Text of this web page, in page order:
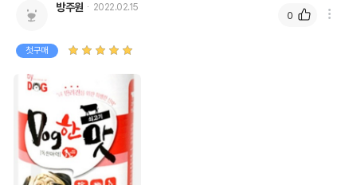
방주원 2022.02.15
첫구매
0